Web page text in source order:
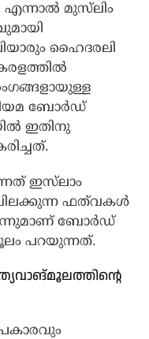
എന്നാൽ മുസ്‌ലിം
ഹൈദരലി
നിയമ ബോര്‍ഡ്
ഇതിനു
ഇസ്‌ലാം
വിലക്കുന്ന ഫത്‌വകൾ
ബോർഡ്
പറയുന്നത്.